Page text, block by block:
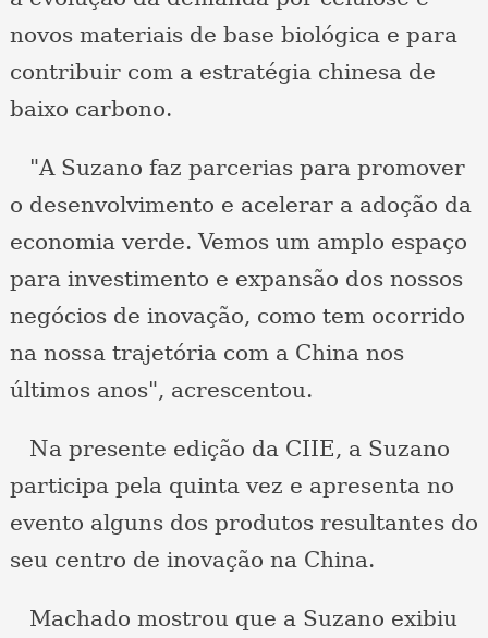
novos materiais de base biológica e para
contribuir com a estratégia chinesa de
baixo carbono.
"A Suzano faz parcerias para promover
o desenvolvimento e acelerar a adoção da
economia verde. Vemos um amplo espaço
para investimento e expansão dos nossos
negócios de inovação, como tem ocorrido
na nossa trajetória com a China nos
últimos anos", acrescentou.
Na presente edição da CIIE, a Suzano
participa pela quinta vez e apresenta no
evento alguns dos produtos resultantes do
seu centro de inovação na China.
Machado mostrou que a Suzano exibiu